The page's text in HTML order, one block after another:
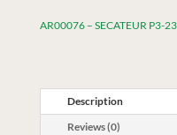
AR00076 – SECATEUR P3-
Description
Reviews (0)